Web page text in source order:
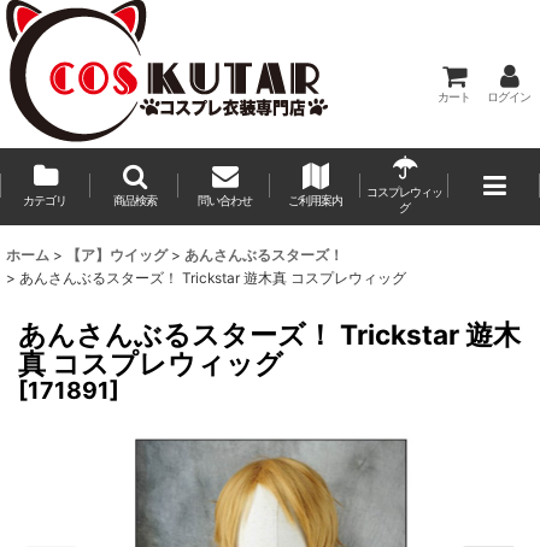
カート ログイン
カテゴリ 商品検索 問い合わせ ご利用案内
コスプレウィッ
グ
ホーム > 【ア】ウイッグ > あんさんぶるスターズ！
> あんさんぶるスターズ！ Trickstar 遊木真 コスプレウィッグ
あんさんぶるスターズ！ Trickstar 遊木
真 コスプレウィッグ
[171891]